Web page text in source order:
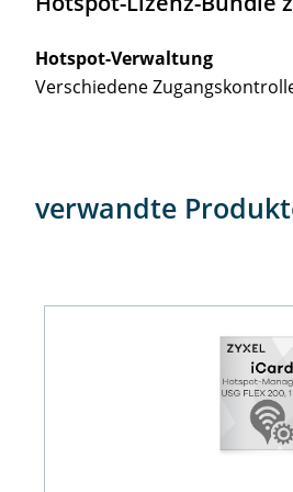
Hotspot-Verwaltung
Verschiedene
verwandte